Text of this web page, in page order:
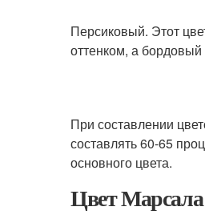
Персиковый. Этот
оттенком, а
При составлении
составлять 60-65
основного цвета.
Цвет